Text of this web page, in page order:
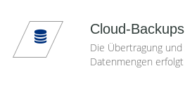
Cloud-Backups
Die Übertragung
Datenmengen